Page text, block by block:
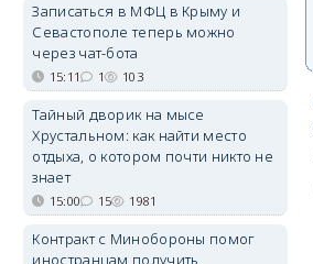
Записаться в МФЦ в Крыму и
Севастополе теперь можно
через чат-бота
15:11 1 103
Тайный дворик на мысе
Хрустальном: как найти место
отдыха, о котором почти никто не
знает
15:00 15 1981
Контракт с Минобороны помог
иностранцам получить